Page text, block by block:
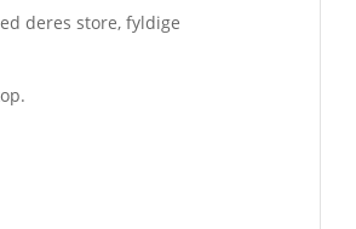
deres store, fyldige